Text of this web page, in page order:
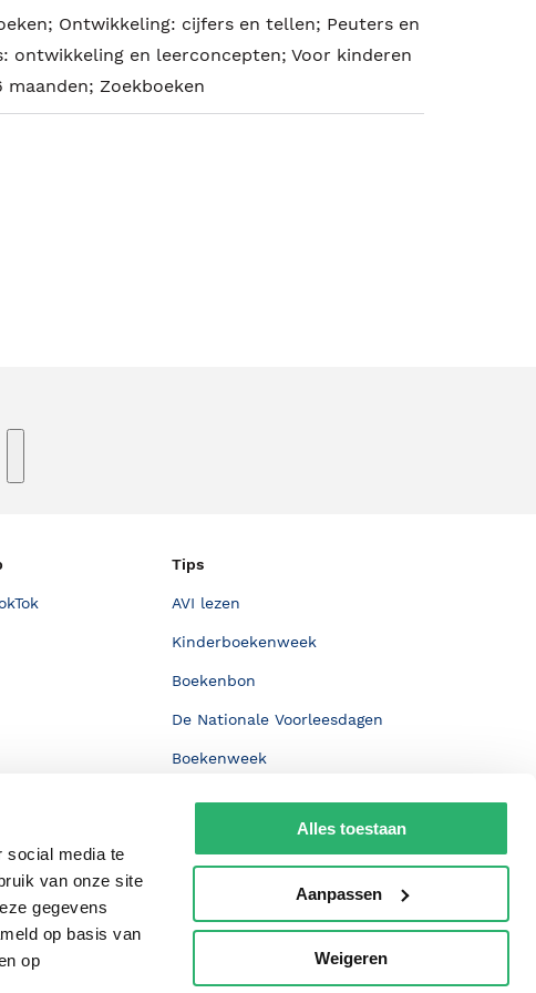
social media te
van onze site
gegevens
op basis van
op
Alles toestaan
Aanpassen
Weigeren
Ontwikkeling: cijfers en tellen; Peuters en
ontwikkeling en leerconcepten; Voor kinderen
maanden; Zoekboeken
Tips
AVI lezen
Kinderboekenweek
Boekenbon
De Nationale Voorleesdagen
Boekenweek